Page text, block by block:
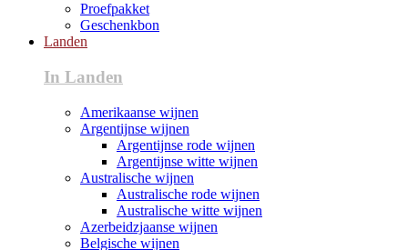
Proefpakket
Geschenkbon
Landen
In Landen
Amerikaanse wijnen
Argentijnse wijnen
Argentijnse rode wijnen
Argentijnse witte wijnen
Australische wijnen
Australische rode wijnen
Australische witte wijnen
Azerbeidzjaanse wijnen
Belgische wijnen